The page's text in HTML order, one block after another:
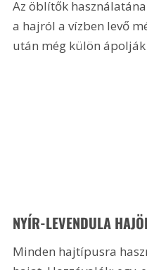
Az öblítők
a hajról a vízben levő
után még külön
NYÍR-LEVENDULA
Minden hajtípusra